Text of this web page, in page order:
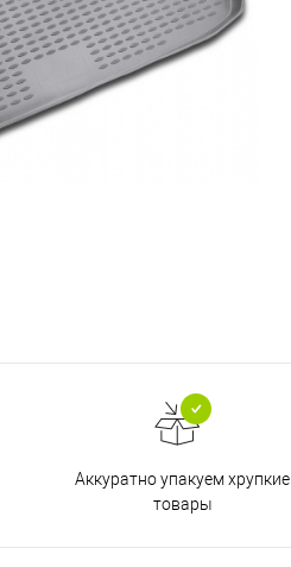
Аккуратно упакуем хрупкие
товары